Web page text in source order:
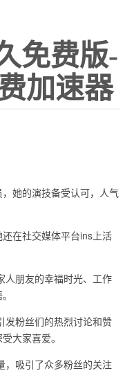
免费版-
加速器
她的演技备受认可，人气
在社交媒体平台ins上活
朋友的幸福时光、工作
粉丝们的热烈讨论和赞
大家喜爱。
吸引了众多粉丝的关注